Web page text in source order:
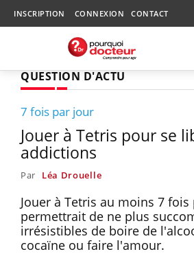
INSCRIPTION CONNEXION CONTACT
QUESTION D'ACTU
7 fois par jour
Jouer à Tetris pour se
addictions
Par Léa Drouelle
Jouer à Tetris au moins 7
permettrait de ne plus
irrésistibles de boire de
cocaïne ou faire l'amour.